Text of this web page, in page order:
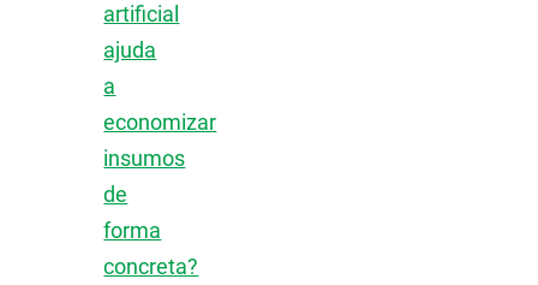
artificial
ajuda
a
economizar
insumos
de
forma
concreta?